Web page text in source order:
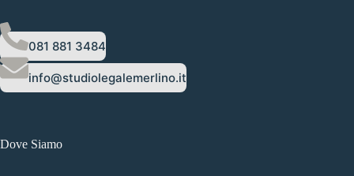
081 881 3484
info@studiolegalemerlino.it
Dove Siamo